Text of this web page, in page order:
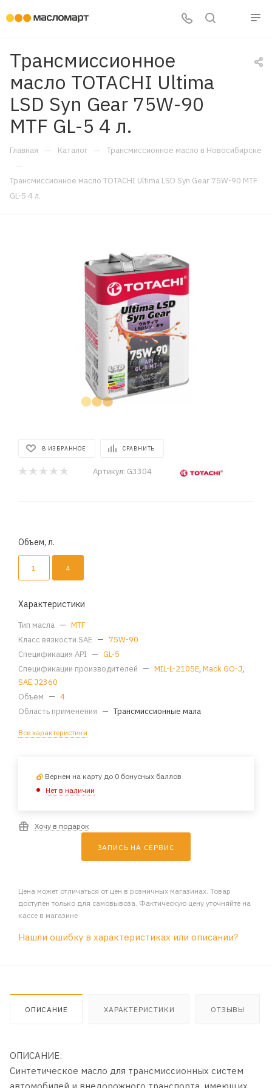
Трансмиссионное
масло TOTACHI Ultima
LSD Syn Gear 75W-90
MTF GL-5 4 л.
Главная — Каталог — Трансмиссионное масло в Новосибирске
—
Трансмиссионное масло TOTACHI Ultima LSD Syn Gear 75W-90 MTF
GL-5 4 л.
В ИЗБРАННОЕ СРАВНИТЬ
Артикул: G3304
Объем, л.
1 4
Характеристики
Тип масла — MTF
Класс вязкости SAE — 75W-90
Спецификация API — GL-5
Спецификации производителей — MIL-L-2105E, Mack GO-J,
SAE J2360
Объем — 4
Область применения — Трансмиссионные мала
Все характеристики
Вернем на карту до 0 бонусных баллов
Нет в наличии
Хочу в подарок
ЗАПИСЬ НА СЕРВИС
Цена может отличаться от цен в розничных магазинах. Товар
доступен только для самовывоза. Фактическую цену уточняйте на
кассе в магазине
Нашли ошибку в характеристиках или описании?
ОПИСАНИЕ ХАРАКТЕРИСТИКИ ОТЗЫВЫ
ОПИСАНИЕ:
Синтетическое масло для трансмиссионных систем
автомобилей и внедорожного транспорта, имеющих